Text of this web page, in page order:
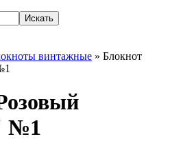
винтажные » Блокнот
№1